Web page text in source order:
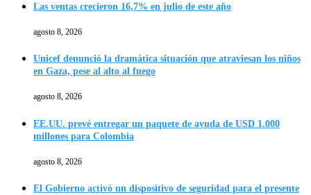
Las ventas crecieron 16,7% en julio de este año
agosto 8, 2026
Unicef denunció la dramática situación que atraviesan los niños
en Gaza, pese al alto al fuego
agosto 8, 2026
EE.UU. prevé entregar un paquete de ayuda de USD 1.000
millones para Colombia
agosto 8, 2026
El Gobierno activó un dispositivo de seguridad para el presente